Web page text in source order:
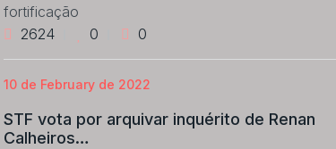
fortificação
2624
0 0
10 de February de 2022
STF vota por arquivar inquérito de Renan
Calheiros…